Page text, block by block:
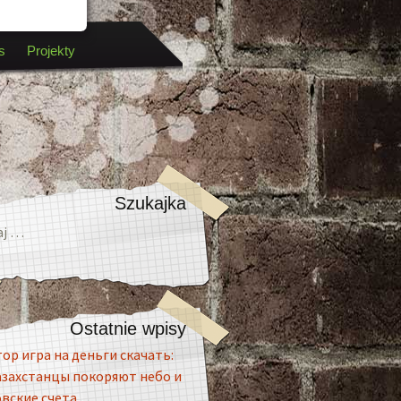
Projekty
Szukajka
Ostatnie wpisy
игра на деньги скачать:
покоряют небо и
счета